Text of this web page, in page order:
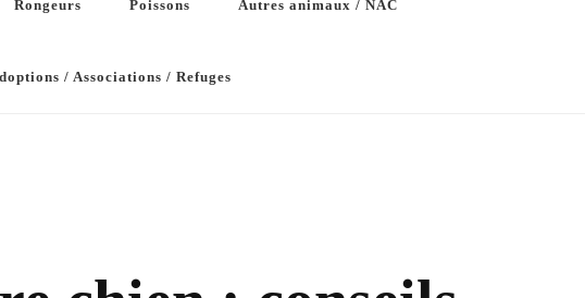
Rongeurs Poissons Autres animaux / NAC
/ Associations / Refuges